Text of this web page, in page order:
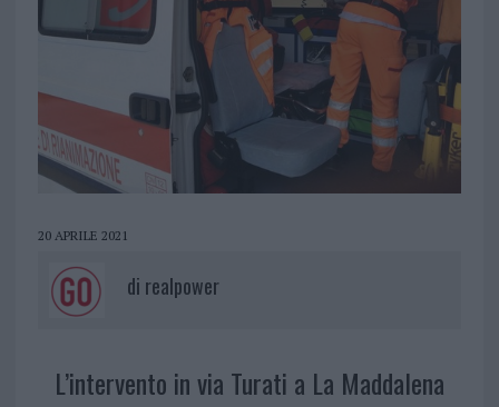
20 APRILE 2021
di realpower
L’intervento in via Turati a La Maddalena